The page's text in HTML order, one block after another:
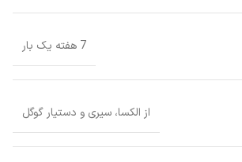
7 هفته یک بار
از الکسا، سیری و دستیار گوگل